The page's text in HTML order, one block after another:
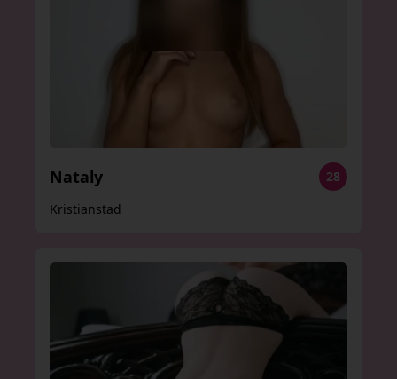
Nataly
28
Kristianstad